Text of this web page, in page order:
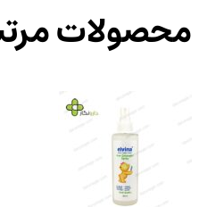
محصولات